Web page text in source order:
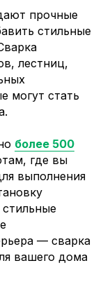
прочные
стильные
лестниц,
могут стать
более 500
где вы
выполнения
стильные
— сварка
вашего дома